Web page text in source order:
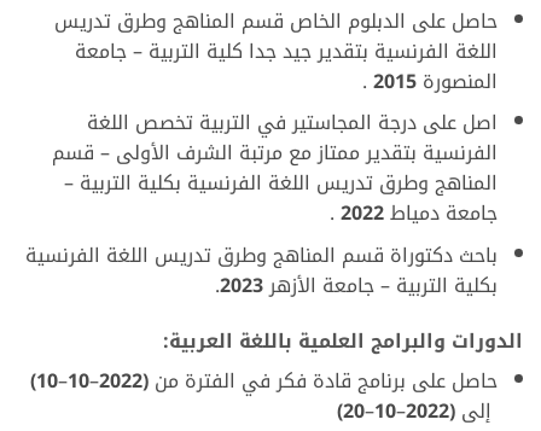
حاصل على الدبلوم الخاص قسم المناهج وطرق تدريس
اللغة الفرنسية بتقدير جيد جدا كلية التربية – جامعة
المنصورة2015
.
اصل على درجة المجاستير في التربية تخصص اللغة
الفرنسية بتقدير ممتاز مع مرتبة الشرف الأولى – قسم
المناهج وطرق تدريس اللغة الفرنسية بكلية التربية –
جامعة دمياط2022
.
باحث دكتوراة قسم المناهج وطرق تدريس اللغة الفرنسية
بكلية التربية – جامعة الأزهر2023
.
الدورات والبرامج العلمية باللغة العربية:
حاصل على برنامج قادة فكر في الفترة من(2022
–
10
–
10)
إلى(2022
–
10
–
20)